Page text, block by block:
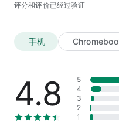
内即可验证币安账户，开始
用您的加密货币余额消费与
使用钱包中的加密货币向世
账。
评分和评价已经过验证
手机
4.8
5
4
3
2
1